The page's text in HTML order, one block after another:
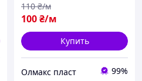
100₴/м
110 ₴/м
Купить
Олмакс пласт 99%